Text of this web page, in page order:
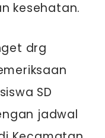
kesehatan.
drg
SD
jadwal